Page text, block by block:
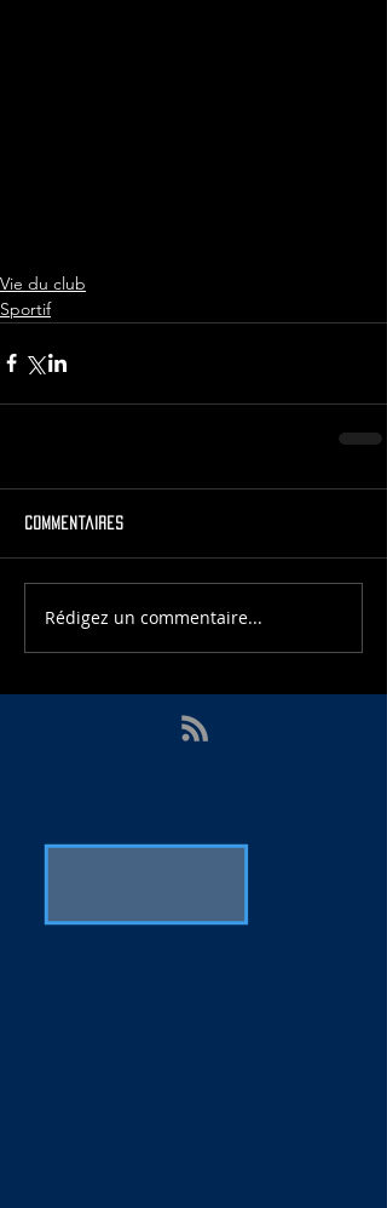
Vie du club
Sportif
Commentaires
Rédigez un commentaire...